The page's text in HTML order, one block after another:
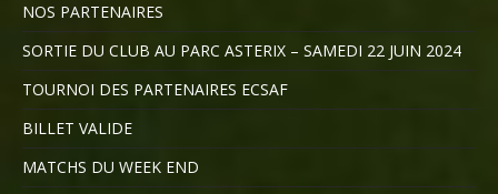
NOS PARTENAIRES
SORTIE DU CLUB AU PARC ASTERIX – SAMEDI 22 JUIN 2024
TOURNOI DES PARTENAIRES ECSAF
BILLET VALIDE
MATCHS DU WEEK END